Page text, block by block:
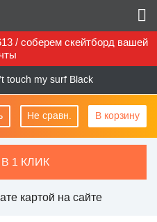
/ соберем скейтборд вашей
touch my surf Black
В корзину
Не сравн.
1 КЛИК
картой на сайте